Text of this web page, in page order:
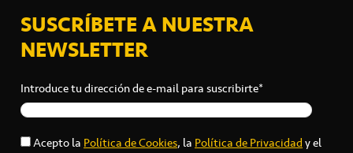
SUSCRÍBETE A NUESTRA
NEWSLETTER
Introduce tu dirección de e-mail para suscribirte*
Acepto laPolítica de Cookies, laPolítica de Privacidady el